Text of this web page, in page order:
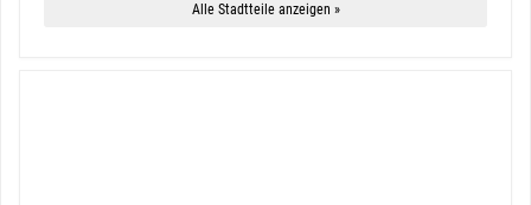
Alle Stadtteile anzeigen »